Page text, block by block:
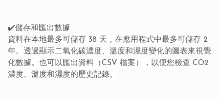
✔️儲存和匯出數據
資料在本地最多可儲存 38 天，在應用程式中最多可儲存 2
年。透過顯示二氧化碳濃度、溫度和濕度變化的圖表來視覺
化數據。也可以匯出資料（CSV 檔案），以便您檢查 CO2
濃度、溫度和濕度的歷史記錄。